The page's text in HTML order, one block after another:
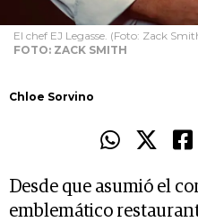
El chef EJ Legasse. (Foto: Zack
FOTO: ZACK SMITH
Chloe Sorvino
Desde que asumió el
emblemático